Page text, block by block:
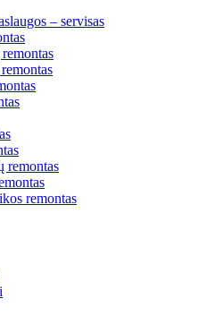
– servisas
remontas
remontas